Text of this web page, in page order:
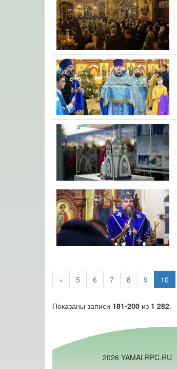
« 5 6 7 8 9 10
Показаны записи 181-200 из 1 282.
2026 YAMALRPC.RU